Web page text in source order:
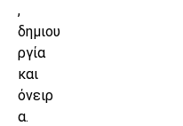
,
δημιου
ργία
και
όνειρ
α.